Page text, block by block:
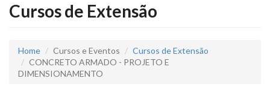
Cursos de Extensão
Home Cursos e Eventos
Cursos de Extensão
CONCRETO ARMADO - PROJETO E
DIMENSIONAMENTO